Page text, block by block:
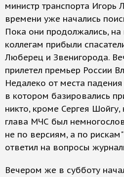
министр транспорта Игорь
времени уже начались
Пока они продолжались,
коллегам прибыли
Люберец и Звенигорода.
прилетел премьер России
Недалеко от места
в котором базировались
никто, кроме Сергея
глава МЧС был
не по версиям, а по
ответил на вопросы
Вечером же в субботу